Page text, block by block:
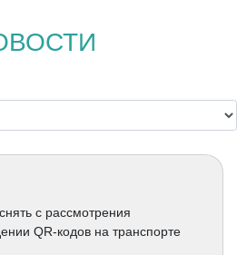
с рассмотрения
QR-кодов на транспорте